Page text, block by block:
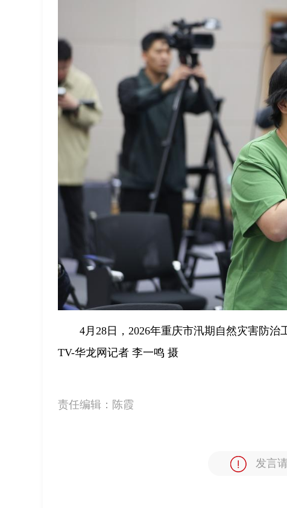
4月28日，2026年重庆市汛期自然灾害防
TV-华龙网记者 李一鸣 摄
责任编辑： 陈霞
发言